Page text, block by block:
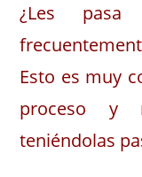
¿Les
Esto es muy
proceso y
teniéndolas